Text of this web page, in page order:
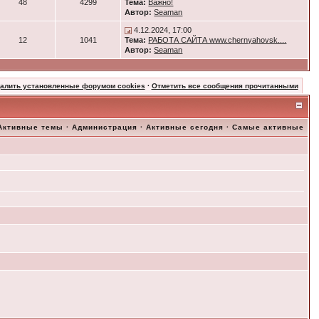
48 4299 Тема: Важно!
Автор: Seaman
12 1041
4.12.2024, 17:00
Тема: РАБОТА САЙТА www.chernyahovsk....
Автор: Seaman
установленные форумом cookies · Отметить все сообщения прочитанными
темы ·Администрация ·Активные сегодня ·Самые активные